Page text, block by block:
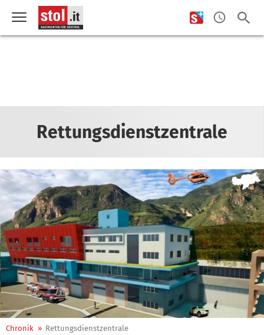
Rettungsdienstzentrale
Chronik » Rettungsdienstzentrale